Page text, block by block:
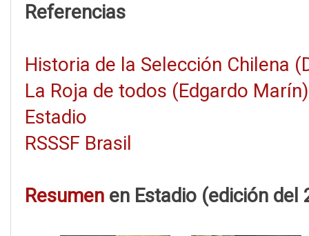
Referencias
Historia de la Selección Chilena
La Roja de todos (Edgardo Marín)
Estadio
RSSSF Brasil
Resumen en Estadio (edición